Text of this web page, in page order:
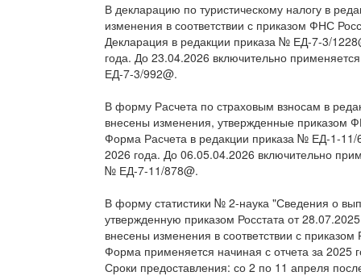
В декларацию по туристическому налогу в
изменения в соответствии с приказом ФНС
Декларация в редакции приказа № ЕД-7-3/
года. До 23.04.2026 включительно
ЕД-7-3/992@.
В форму Расчета по страховым взносам в
внесены изменения, утвержденные
Форма Расчета в редакции приказа № ЕД-1-11/
2026 года. До 06.05.04.2026 включительно
№ ЕД-7-11/878@.
В форму статистики № 2-наука "Сведения о
утвержденную приказом Росстата от
внесены изменения в соответствии с
Форма применяется начиная с отчета за 2025
Сроки предоставления: со 2 по 11 апреля